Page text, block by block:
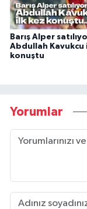
Barış Alper
Abdullah Kavukcu
konuştu
Yorumlar